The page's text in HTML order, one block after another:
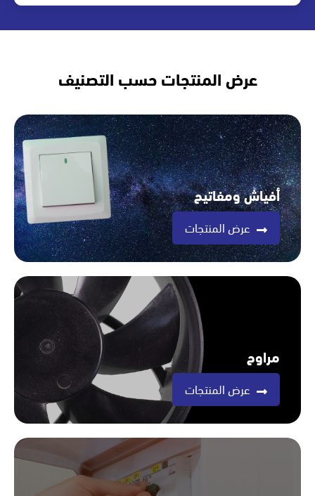
عرض المنتجات حسب التصنيف
أفياش ومفاتيح
عرض المنتجات
مراوح
عرض المنتجات